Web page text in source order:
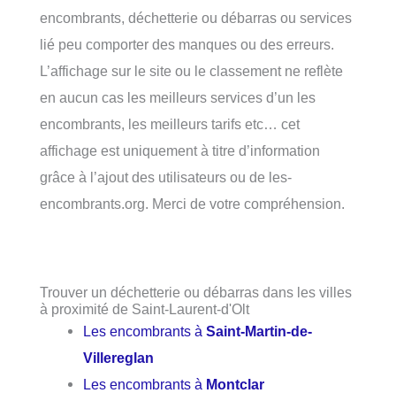
encombrants, déchetterie ou débarras ou services
lié peu comporter des manques ou des erreurs.
L’affichage sur le site ou le classement ne reflète
en aucun cas les meilleurs services d’un les
encombrants, les meilleurs tarifs etc… cet
affichage est uniquement à titre d’information
grâce à l’ajout des utilisateurs ou de les-
encombrants.org. Merci de votre compréhension.
Trouver un déchetterie ou débarras dans les villes
à proximité de Saint-Laurent-d'Olt
Les encombrants àSaint-Martin-de-
Villereglan
Les encombrants à Montclar